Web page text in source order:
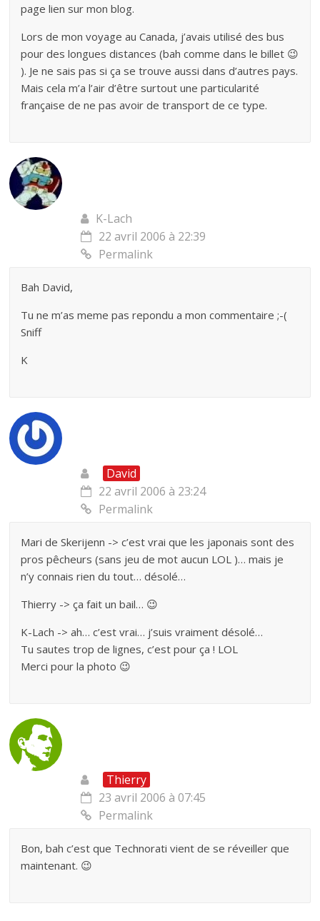
page lien sur mon blog.
Lors de mon voyage au Canada, j’avais utilisé des bus
pour des longues distances (bah comme dans le billet 😉
). Je ne sais pas si ça se trouve aussi dans d’autres pays.
Mais cela m’a l’air d’être surtout une particularité
française de ne pas avoir de transport de ce type.
K-Lach
22 avril 2006 à 22:39
Permalink
Bah David,
Tu ne m’as meme pas repondu a mon commentaire ;-(
Sniff
K
David
22 avril 2006 à 23:24
Permalink
Mari de Skerijenn -> c’est vrai que les japonais sont des
pros pêcheurs (sans jeu de mot aucun LOL )… mais je
n’y connais rien du tout… désolé…
Thierry -> ça fait un bail… 😉
K-Lach -> ah… c’est vrai… j’suis vraiment désolé…
Tu sautes trop de lignes, c’est pour ça ! LOL
Merci pour la photo 😉
Thierry
23 avril 2006 à 07:45
Permalink
Bon, bah c’est que Technorati vient de se réveiller que
maintenant. 😉